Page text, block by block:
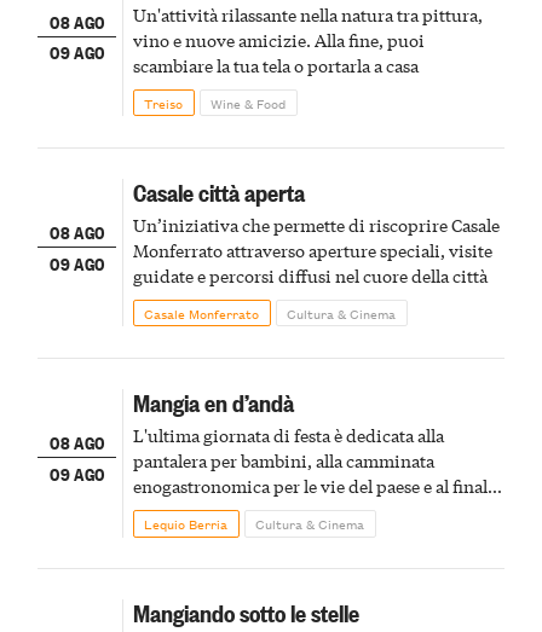
08 AGO
09 AGO
Un'attività rilassante nella natura tra pittura,
vino e nuove amicizie. Alla fine, puoi
scambiare la tua tela o portarla a casa
Treiso Wine & Food
08 AGO
09 AGO
Casale città aperta
Un’iniziativa che permette di riscoprire Casale
Monferrato attraverso aperture speciali, visite
guidate e percorsi diffusi nel cuore della città
Casale Monferrato Cultura & Cinema
08 AGO
09 AGO
Mangia en d’andà
L'ultima giornata di festa è dedicata alla
pantalera per bambini, alla camminata
enogastronomica per le vie del paese e al finale
pirotecnico
Lequio Berria Cultura & Cinema
Mangiando sotto le stelle